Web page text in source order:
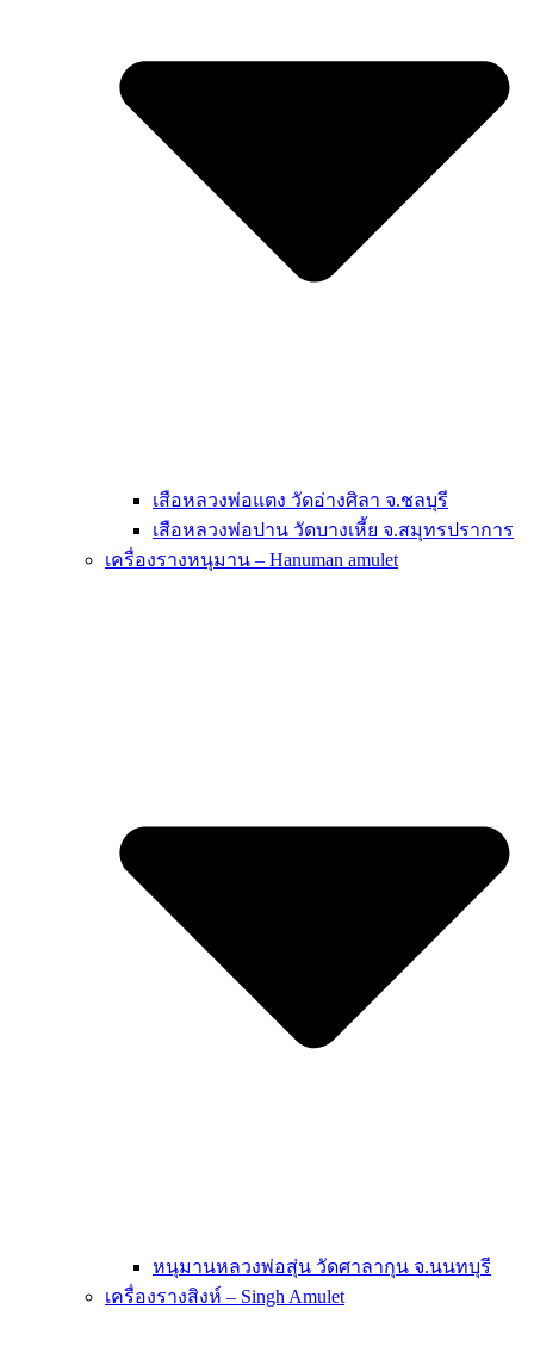
เสือหลวงพ่อแตง วัดอ่างศิลา จ.ชลบุรี
เสือหลวงพ่อปาน วัดบางเหี้ย จ.สมุทรปราการ
เครื่องรางหนุมาน – Hanuman amulet
หนุมานหลวงพ่อสุ่น วัดศาลากุน จ.นนทบุรี
เครื่องรางสิงห์ – Singh Amulet